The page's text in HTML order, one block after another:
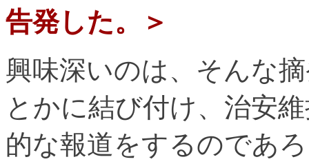
告発した。＞
興味深いのは、そんな
とかに結び付け、治安
的な報道をするのであ